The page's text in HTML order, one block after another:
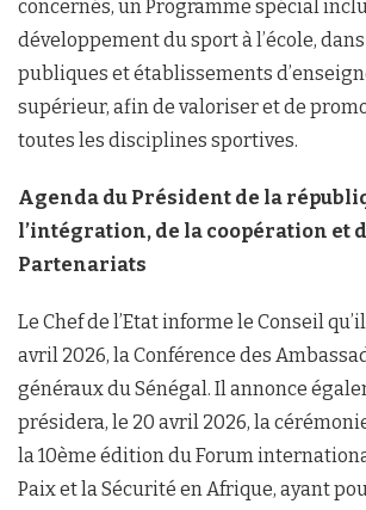
concernés, un Programme spécial
développement du sport à l’école,
publiques et établissements
supérieur, afin de valoriser et de
toutes les disciplines sportives.
Agenda du Président de la
l’intégration, de la coopération et
Partenariats
Le Chef de l’Etat informe le Conseil
avril 2026, la Conférence des
généraux du Sénégal. Il annonce
présidera, le 20 avril 2026, la
la 10ème édition du Forum
Paix et la Sécurité en Afrique, ayant